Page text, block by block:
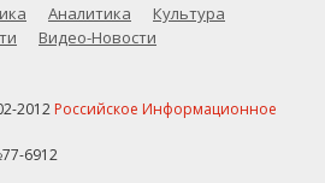
Аналитика
Культура
Видео-Новости
2012 Российское Информационное
6912